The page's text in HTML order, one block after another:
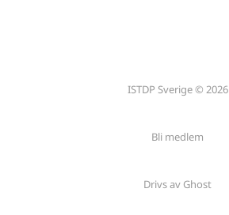
ISTDP Sverige © 2026
Bli medlem
Drivs av Ghost